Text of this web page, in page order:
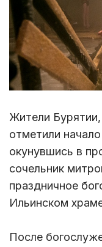
Жители
отметили
окунувшись в
сочельник
праздничное
Ильинском
После